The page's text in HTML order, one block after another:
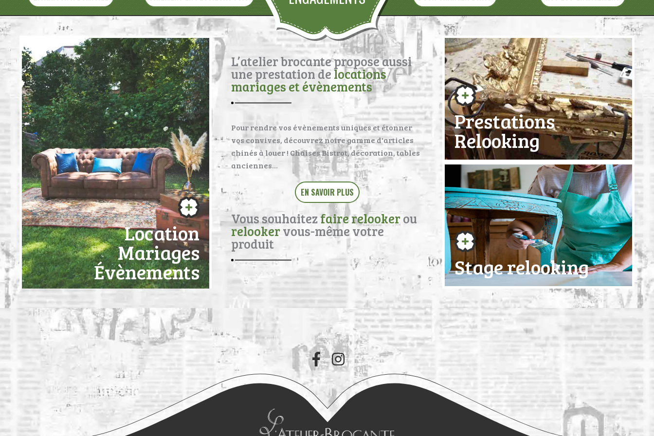
Location
Mariages
Évènements
L’atelier brocante propose aussi
une prestation delocations
mariages et évènements
Pour rendre vos évènements uniques et étonner
vos convives, découvrez notre gamme d'articles
chinés à louer ! Chaises Bistrot, décoration, tables
anciennes…
EN SAVOIR PLUS
Vous souhaitez faire relookerou
relookervous-même votre
produit
Prestations
Relooking
Stage relooking